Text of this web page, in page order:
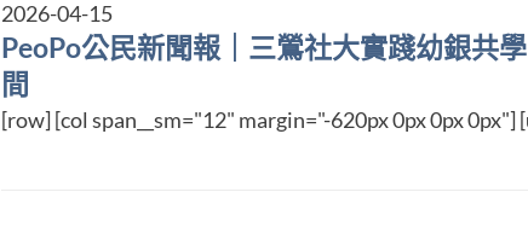
2026-04-15
PeoPo公民新聞報｜三鶯社大實踐幼銀共
間
[row] [col span__sm="12" margin="-620px 0px 0px